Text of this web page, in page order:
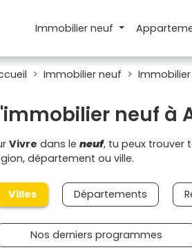
Immobilier neuf
Immobilier neuf
neuf à
Vivre dans le neuf, tu peux trouver
département ou ville.
Villes Départements
Nos derniers programmes